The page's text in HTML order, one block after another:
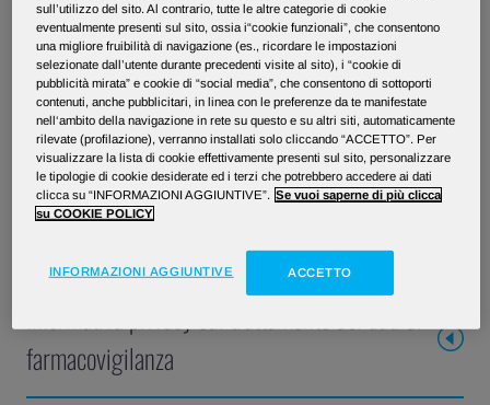
Informativa Privacy per gli utenti del
centralino
Informativa Privacy alla classe medica
Informativa Privacy alla classe farmacisti
farmacovigilanza
sull’utilizzo del sito. Al contrario, tutte le altre categorie di cookie
eventualmente presenti sul sito, ossia i“cookie funzionali”, che consentono
una migliore fruibilità di navigazione (es., ricordare le impostazioni
selezionate dall’utente durante precedenti visite al sito), i “cookie di
pubblicità mirata” e cookie di “social media”, che consentono di sottoporti
contenuti, anche pubblicitari, in linea con le preferenze da te manifestate
nell‘ambito della navigazione in rete su questo e su altri siti, automaticamente
rilevate (profilazione), verranno installati solo cliccando “ACCETTO”. Per
visualizzare la lista di cookie effettivamente presenti sul sito, personalizzare
le tipologie di cookie desiderate ed i terzi che potrebbero accedere ai dati
clicca su “INFORMAZIONI AGGIUNTIVE”. Se vuoi saperne di più clicca
su COOKIE POLICY
INFORMAZIONI AGGIUNTIVE ACCETTO